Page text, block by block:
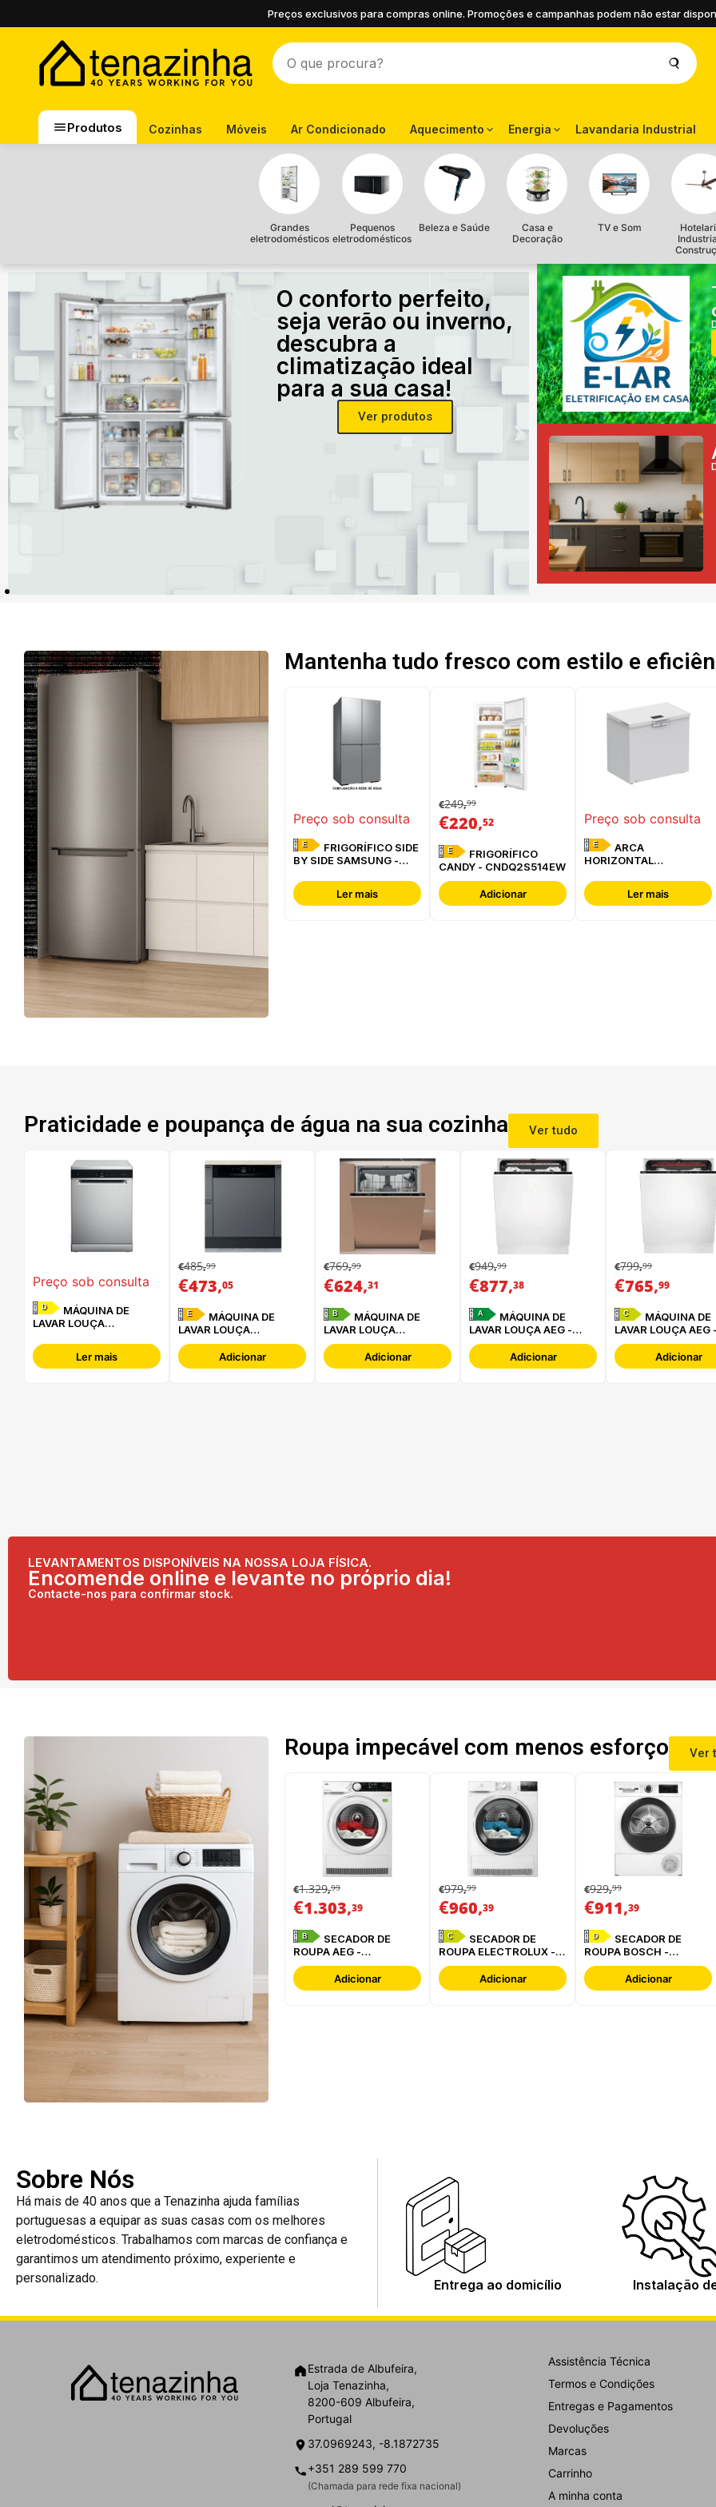
Preços exclusivos para compras online. Promoções e campanhas podem não estar
Produtos Cozinhas Móveis Ar Condicionado Aquecimento Energia Lavandaria Industrial
Grandes
eletrodomésticos
Pequenos
eletrodomésticos
Beleza e Saúde
Casa e
Decoração
TV e Som
O conforto perfeito,
seja verão ou inverno,
descubra a
climatização ideal
para a sua casa!
Ver produtos
Mantenha tudo fresco com estilo e
Preço sob consulta
E
BY SIDE SAMSUNG -
Ler mais
€249,99
€220,52
E
CANDY - CNDQ2S514EW
Adicionar
Preço sob consulta
E
HORIZONTAL
W3RHS24EW
Ler mais
Praticidade e poupança de água na sua cozinha Ver tudo
Preço sob consulta
D
LAVAR LOUÇA
3C34 P X
Ler mais
€485,99
€473,05
E
LAVAR LOUÇA
HOTPOINT - HBC
2B+26 BAdicionar
€769,99
€624,31
B
LAVAR LOUÇA
HOTPOINT -
HA6IB16B2M6L0
Adicionar
€949,99
€877,38
A
LAVAR LOUÇA AEG -
FSE76727P
Adicionar
€799,99
€765,99
C
LAVAR LOUÇA AEG
FSB64907Z
Adicionar
LEVANTAMENTOS DISPONÍVEIS NA NOSSA LOJA FÍSICA.
Encomende online e levante no próprio dia!
Contacte-nos para confirmar stock.
Roupa impecável com menos esforço Ver
€1.329,99
€1.303,39
B
ROUPA AEG -
TR839T4PBC
Adicionar
€979,99
€960,39
C
ROUPA ELECTROLUX -
EDI629G4BO
Adicionar
€929,99
€911,39
D
ROUPA BOSCH -
WQG24200ES
Adicionar
Sobre Nós
Há mais de 40 anos que a Tenazinha ajuda famílias
portuguesas a equipar as suas casas com os melhores
eletrodomésticos. Trabalhamos com marcas de confiança e
garantimos um atendimento próximo, experiente e
personalizado.
Entrega ao domicílio Instalação
Estrada de Albufeira,
Loja Tenazinha,
8200-609 Albufeira,
Portugal
37.0969243, -8.1872735
+351 289 599 770
(Chamada para rede fixa nacional)
Assistência Técnica
Termos e Condições
Entregas e Pagamentos
Devoluções
Marcas
Carrinho
A minha conta